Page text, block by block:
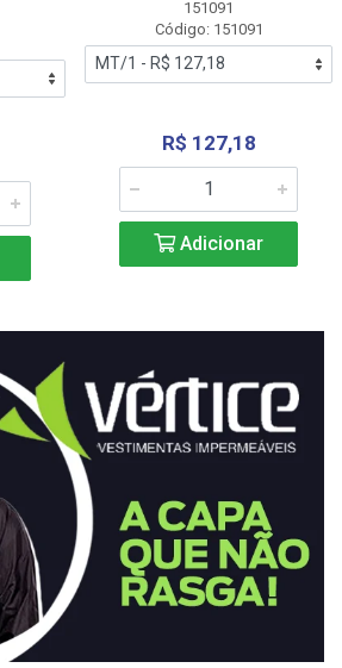
151091
Código: 151091
R$ 127,18
Adicionar